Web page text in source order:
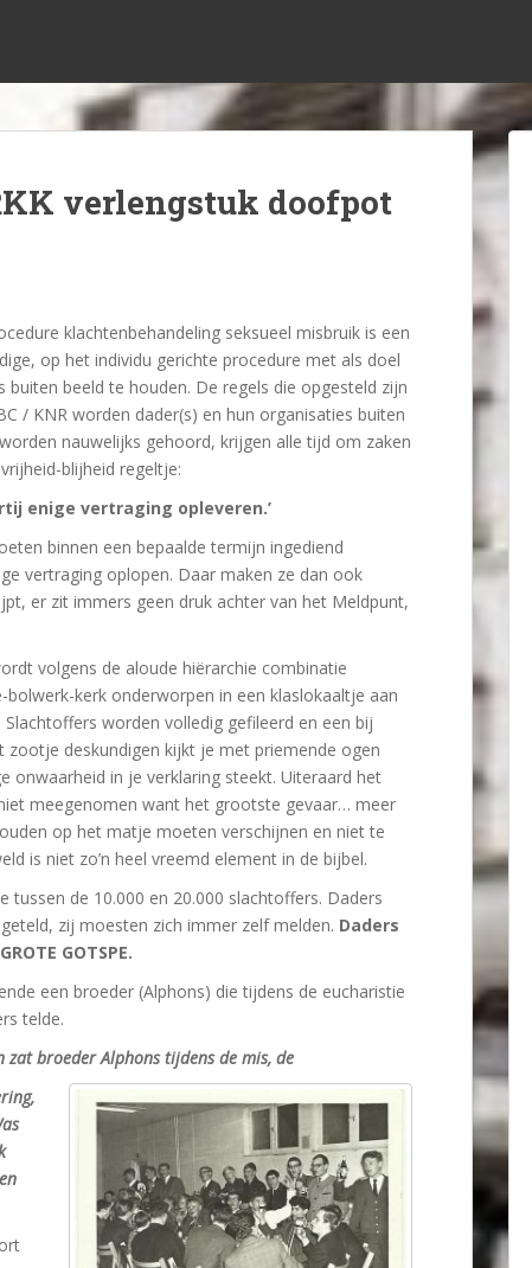
verlengstuk doofpot
klachtenbehandeling seksueel misbruik is een
op het individu gerichte procedure met als doel
buiten beeld te houden. De regels die opgesteld zijn
/ KNR worden dader(s) en hun organisaties buiten
nauwelijks gehoord, krijgen alle tijd om zaken
blijheid regeltje:
enige vertraging opleveren.’
binnen een bepaalde termijn ingediend
vertraging oplopen. Daar maken ze dan ook
er zit immers geen druk achter van het Meldpunt,
volgens de aloude hiërarchie combinatie
bolwerk-kerk onderworpen in een klaslokaaltje aan
Slachtoffers worden volledig gefileerd en een bij
zootje deskundigen kijkt je met priemende ogen
onwaarheid in je verklaring steekt. Uiteraard het
meegenomen want het grootste gevaar… meer
op het matje moeten verschijnen en niet te
is niet zo’n heel vreemd element in de bijbel.
tussen de 10.000 en 20.000 slachtoffers. Daders
zij moesten zich immer zelf melden. Daders
GOTSPE.
een broeder (Alphons) die tijdens de eucharistie
telde.
zat broeder Alphons tijdens de mis, de